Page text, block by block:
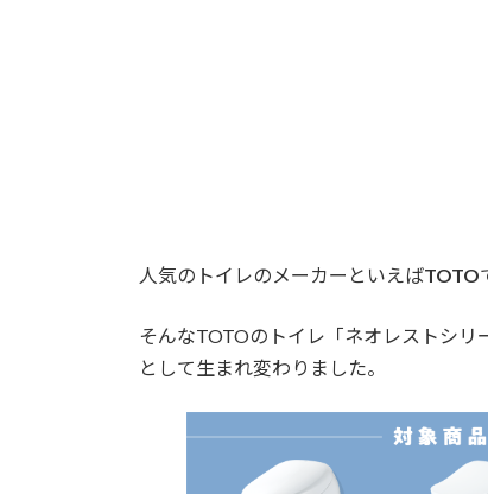
人気のトイレのメーカーといえばTOTO
そんなTOTOのトイレ「ネオレストシリ
として生まれ変わりました。